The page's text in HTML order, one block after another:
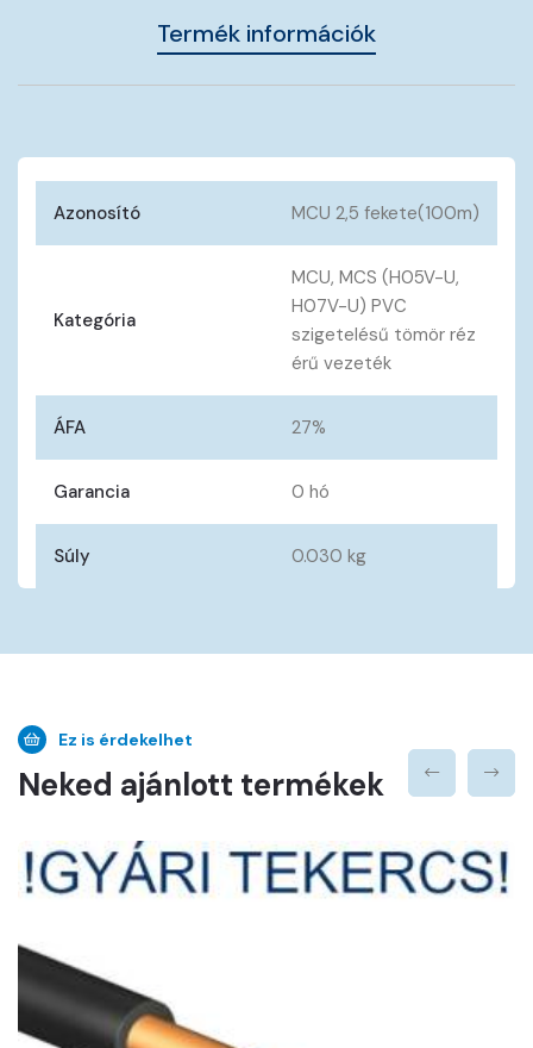
Termék információk
Azonosító MCU 2,5 fekete(100m)
Kategória
MCU, MCS (H05V-U,
H07V-U) PVC
szigetelésű tömör réz
érű vezeték
ÁFA 27%
Garancia 0 hó
Súly 0.030 kg
Ez is érdekelhet
Neked ajánlott termékek